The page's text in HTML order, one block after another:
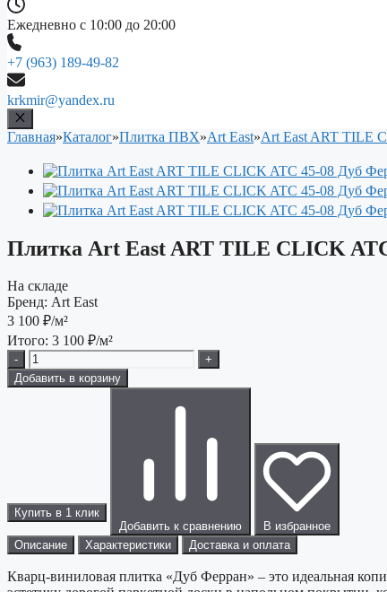
Ежедневно с 10:00 до 20:00
+7 (963) 189-49-82
krkmir@yandex.ru
Главная»Каталог»Плитка ПВХ»Art East»Art East ART TILE
Плитка Art East ART TILE CLICK
На складе
Бренд: Art East
3 100 ₽/м²
Итого: 3 100 ₽/м²
-
+
Добавить в корзину
Купить в 1 клик
Добавить к сравнению
В избранное
Описание
Характеристики Доставка и оплата
Кварц-виниловая плитка «Дуб Ферран» – это идеальная